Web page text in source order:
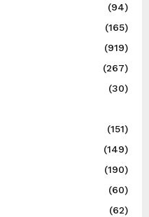
(94)
(165)
(919)
(267)
(30)
(151)
(149)
(190)
(60)
(62)